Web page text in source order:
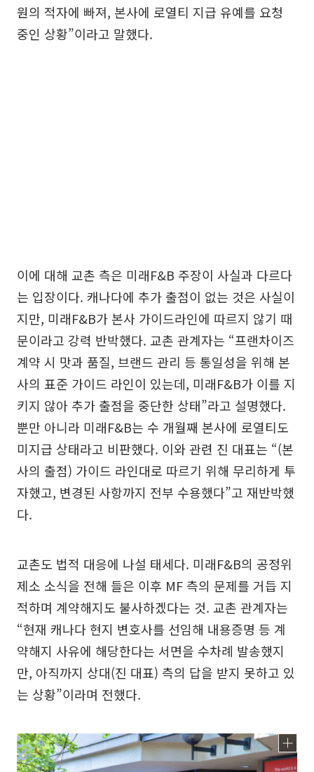
원의 적자에 빠져, 본사에 로열티 지급 유예를 요청
중인 상황”이라고 말했다.
이에 대해 교촌 측은 미래F&B 주장이 사실과 다르다
는 입장이다. 캐나다에 추가 출점이 없는 것은 사실이
지만, 미래F&B가 본사 가이드라인에 따르지 않기 때
문이라고 강력 반박했다. 교촌 관계자는 “프랜차이즈
계약 시 맛과 품질, 브랜드 관리 등 통일성을 위해 본
사의 표준 가이드 라인이 있는데, 미래F&B가 이를 지
키지 않아 추가 출점을 중단한 상태”라고 설명했다.
뿐만 아니라 미래F&B는 수 개월째 본사에 로열티도
미지급 상태라고 비판했다. 이와 관련 진 대표는 “(본
사의 출점) 가이드 라인대로 따르기 위해 무리하게 투
자했고, 변경된 사항까지 전부 수용했다”고 재반박했
다.
교촌도 법적 대응에 나설 태세다. 미래F&B의 공정위
제소 소식을 전해 들은 이후 MF 측의 문제를 거듭 지
적하며 계약해지도 불사하겠다는 것. 교촌 관계자는
“현재 캐나다 현지 변호사를 선임해 내용증명 등 계
약해지 사유에 해당한다는 서면을 수차례 발송했지
만, 아직까지 상대(진 대표) 측의 답을 받지 못하고 있
는 상황”이라며 전했다.